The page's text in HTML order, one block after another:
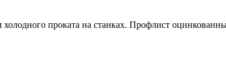
проката на станках. Профлист